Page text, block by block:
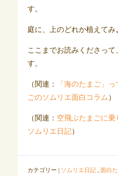
す。
庭に、上のどれか植えてみ
ここまでお読みくださっ
す。
（関連：
「海のたまご」
ごのソムリエ面白コラム ）
（関連： 空飛ぶたまごに
ソムリエ日記）
カテゴリー | ソムリエ日記, 面白